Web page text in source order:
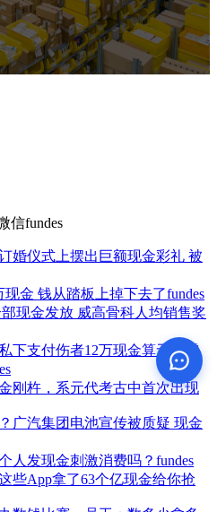
信fundes
婚仪式上摆出巨额现金彩礼 被
现金 钱从踏板上掉下去了fundes
现金发放 威高骨科人均销售奖
下支付伤者12万现金算无偿赠
刚杵，系元代考古中首次出现
广汽集团电池宣传被质疑 现金
人发现金刺激消费吗？ fundes
些App拿了63个亿现金给你抢